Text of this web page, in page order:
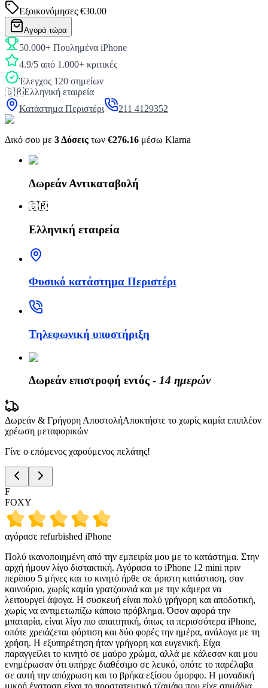
Εξοικονόμησες €30.00
Αγορά τώρα
50.000+ Πουλημένα iPhone
4.9/5 από 1.000+ κριτικές
Έλεγχος 120 σημείων
🇬🇷Ελληνική εταιρεία
Κατάστημα Περιστέρι
211 4129352
Δικό σου με 3 Δόσεις των €276.16 μέσω Klarna
Δωρεάν Αντικαταβολή
🇬🇷
Ελληνική εταιρεία
Φυσικό κατάστημα Περιστέρι
Τηλεφωνική υποστήριξη
Δωρεάν επιστροφή εντός - 14 ημερών
Δωρεάν & Γρήγορη ΑποστολήΑποκτήστε το χωρίς καμία επιπλέον
χρέωση μεταφορικών
Γίνε ο επόμενος χαρούμενος πελάτης!
F
FOXY
αγόρασε refurbished iPhone
Πολύ ικανοποιημένη από την εμπειρία μου με το κατάστημα. Στην
αρχή ήμουν λίγο διστακτική. Αγόρασα το iPhone 12 mini πριν
περίπου 5 μήνες και το κινητό ήρθε σε άριστη κατάσταση, σαν
καινούριο, χωρίς καμία γρατζουνιά και με την κάμερα να
λειτουργεί άψογα. Η συσκευή είναι πολύ γρήγορη και αποδοτική,
χωρίς να αντιμετωπίζω κάποιο πρόβλημα. Όσον αφορά την
μπαταρία, είναι λίγο πιο απαιτητική, όπως τα περισσότερα iPhone,
οπότε χρειάζεται φόρτιση και δύο φορές την ημέρα, ανάλογα με τη
χρήση. Η εξυπηρέτηση ήταν γρήγορη και ευγενική. Είχα
παραγγείλει το κινητό σε μαύρο χρώμα, αλλά με κάλεσαν και μου
ενημέρωσαν ότι υπήρχε διαθέσιμο σε λευκό, οπότε το παρέλαβα
σε αυτή την απόχρωση και το βρήκα εξίσου όμορφο. Η μοναδική
μικρή ένσταση είναι το προστατευτικό τζαμάκι που είχε σημάδια